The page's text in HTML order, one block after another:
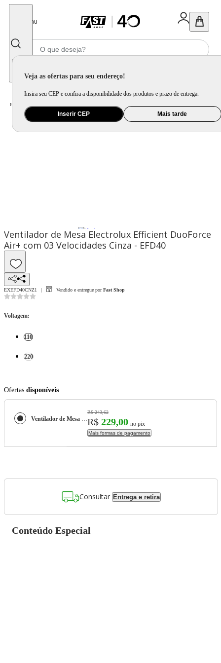
Menu
Veja as ofertas para seu endereço!
Insira seu CEP e confira a disponibilidade dos produtos e prazo de entrega.
Inserir CEP Mais tarde
Home
Ventilador de Mesa Electrolux Efficient DuoForce
Air+ com 03 Velocidades Cinza - EFD40
EXEFD40CNZ1 Vendido e entregue por Fast Shop
Voltagem:
110
220
Ofertas disponíveis
Ventilador de Mesa Electrolux Efficient DuoForce Air+ com 03 Velocidades Cinza - EFD40
R$ 243,62
R$ 229,00 no pix
Mais formas de pagamento
Consultar Entrega e retira
Conteúdo Especial